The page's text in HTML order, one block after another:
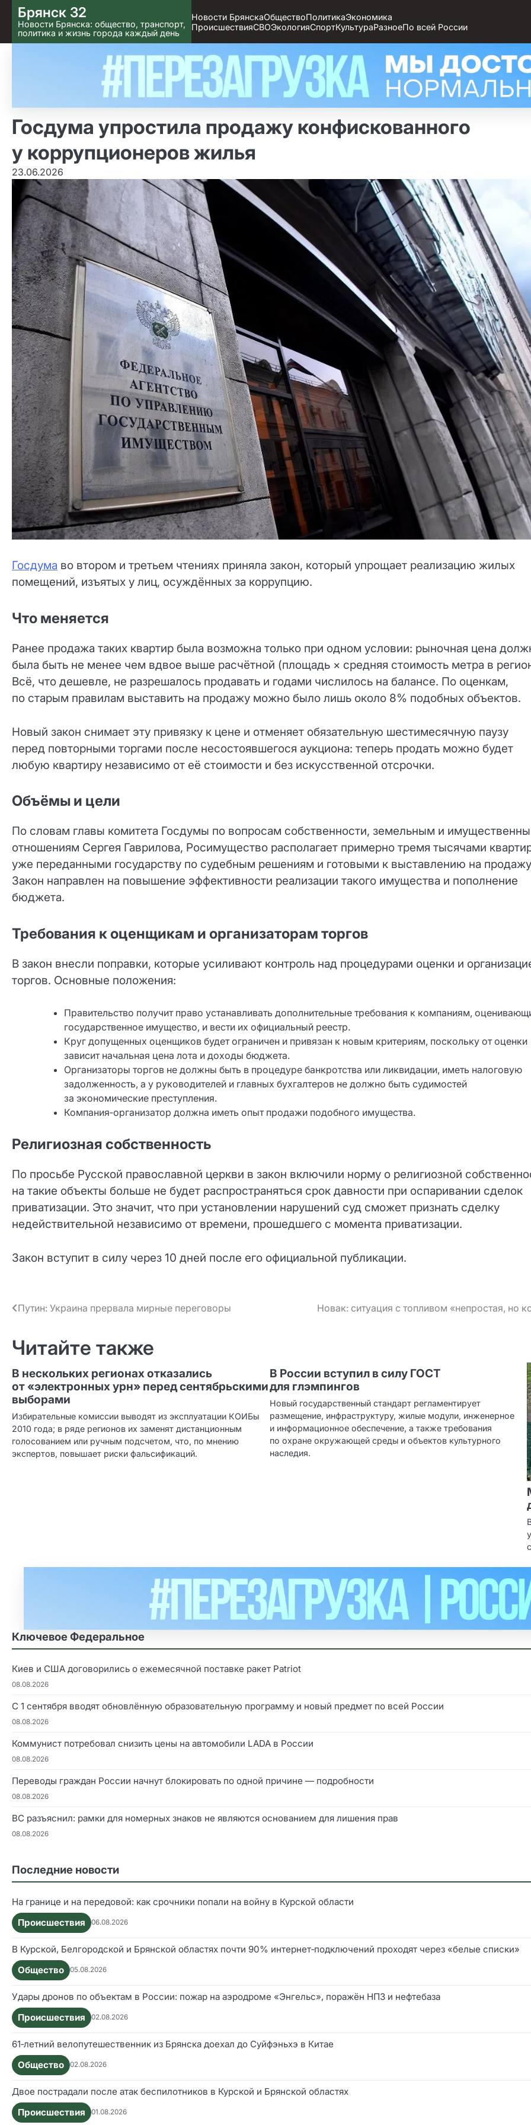
Skip
to content
Брянск 32
Новости Брянска: общество, транспорт,
политика и жизнь города каждый день
Новости БрянскаОбществоПолитикаЭкономика
ПроисшествияСВОЭкологияСпортКультураРазноеПо всей России
Госдума упростила продажу конфискованного
у коррупционеров жилья
23.06.2026
Госдума во втором и третьем чтениях приняла закон, который упрощает реализацию жилых
помещений, изъятых у лиц, осуждённых за коррупцию.
Что меняется
Ранее продажа таких квартир была возможна только при одном условии: рыночная цена
была быть не менее чем вдвое выше расчётной (площадь × средняя стоимость метра в
Всё, что дешевле, не разрешалось продавать и годами числилось на балансе. По оценкам,
по старым правилам выставить на продажу можно было лишь около 8% подобных объектов.
Новый закон снимает эту привязку к цене и отменяет обязательную шестимесячную паузу
перед повторными торгами после несостоявшегося аукциона: теперь продать можно будет
любую квартиру независимо от её стоимости и без искусственной отсрочки.
Объёмы и цели
По словам главы комитета Госдумы по вопросам собственности, земельным и
отношениям Сергея Гаврилова, Росимущество располагает примерно тремя тысячами
уже переданными государству по судебным решениям и готовыми к выставлению на
Закон направлен на повышение эффективности реализации такого имущества и пополнение
бюджета.
Требования к оценщикам и организаторам торгов
В закон внесли поправки, которые усиливают контроль над процедурами оценки и
торгов. Основные положения:
Правительство получит право устанавливать дополнительные требования к компаниям,
государственное имущество, и вести их официальный реестр.
Круг допущенных оценщиков будет ограничен и привязан к новым критериям, поскольку от оценки
зависит начальная цена лота и доходы бюджета.
Организаторы торгов не должны быть в процедуре банкротства или ликвидации, иметь налоговую
задолженность, а у руководителей и главных бухгалтеров не должно быть судимостей
за экономические преступления.
Компания‑организатор должна иметь опыт продажи подобного имущества.
Религиозная собственность
По просьбе Русской православной церкви в закон включили норму о религиозной
на такие объекты больше не будет распространяться срок давности при оспаривании сделок
приватизации. Это значит, что при установлении нарушений суд сможет признать сделку
недействительной независимо от времени, прошедшего с момента приватизации.
Закон вступит в силу через 10 дней после его официальной публикации.
Навигация
Путин: Украина прервала мирные переговоры Новак: ситуация с топливом «непростая, но
Читайте также
В нескольких регионах отказались
от «электронных урн» перед сентябрьскими
выборами
Избирательные комиссии выводят из эксплуатации КОИБы
2010 года; в ряде регионов их заменят дистанционным
голосованием или ручным подсчетом, что, по мнению
экспертов, повышает риски фальсификаций.
В России вступил в силу ГОСТ
для глэмпингов
Новый государственный стандарт регламентирует
размещение, инфраструктуру, жилые модули, инженерное
и информационное обеспечение, а также требования
по охране окружающей среды и объектов культурного
наследия.
Ключевое Федеральное
Киев и США договорились о ежемесячной поставке ракет Patriot
08.08.2026
С 1 сентября вводят обновлённую образовательную программу и новый предмет по всей России
08.08.2026
Коммунист потребовал снизить цены на автомобили LADA в России
08.08.2026
Переводы граждан России начнут блокировать по одной причине — подробности
08.08.2026
ВС разъяснил: рамки для номерных знаков не являются основанием для лишения прав
08.08.2026
Последние новости
На границе и на передовой: как срочники попали на войну в Курской области
Происшествия
06.08.2026
В Курской, Белгородской и Брянской областях почти 90% интернет‑подключений проходят через «белые списки»
Общество
05.08.2026
Удары дронов по объектам в России: пожар на аэродроме «Энгельс», поражён НПЗ и нефтебаза
Происшествия
02.08.2026
61‑летний велопутешественник из Брянска доехал до Суйфэньхэ в Китае
Общество
02.08.2026
Двое пострадали после атак беспилотников в Курской и Брянской областях
Происшествия
01.08.2026